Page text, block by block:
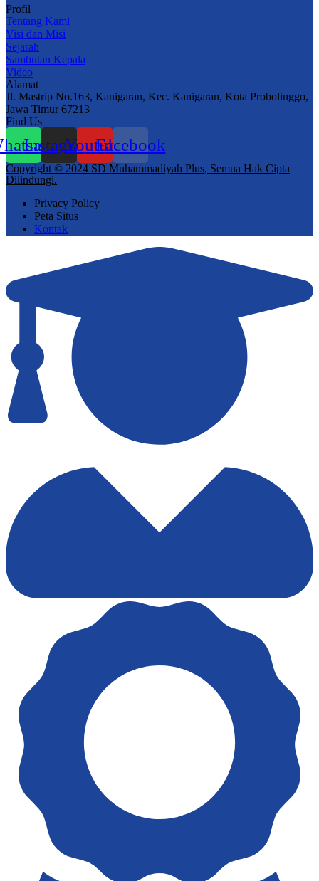
Profil
Tentang Kami
Visi dan Misi
Sejarah
Sambutan Kepala
Video
Alamat
Jl. Mastrip No.163, Kanigaran, Kec. Kanigaran, Kota Probolinggo,
Jawa Timur 67213
Find Us
InstagramYoutubeFacebook
Copyright © 2024 SD Muhammadiyah Plus, Semua Hak Cipta
Dilindungi.
Privacy Policy
Peta Situs
Kontak